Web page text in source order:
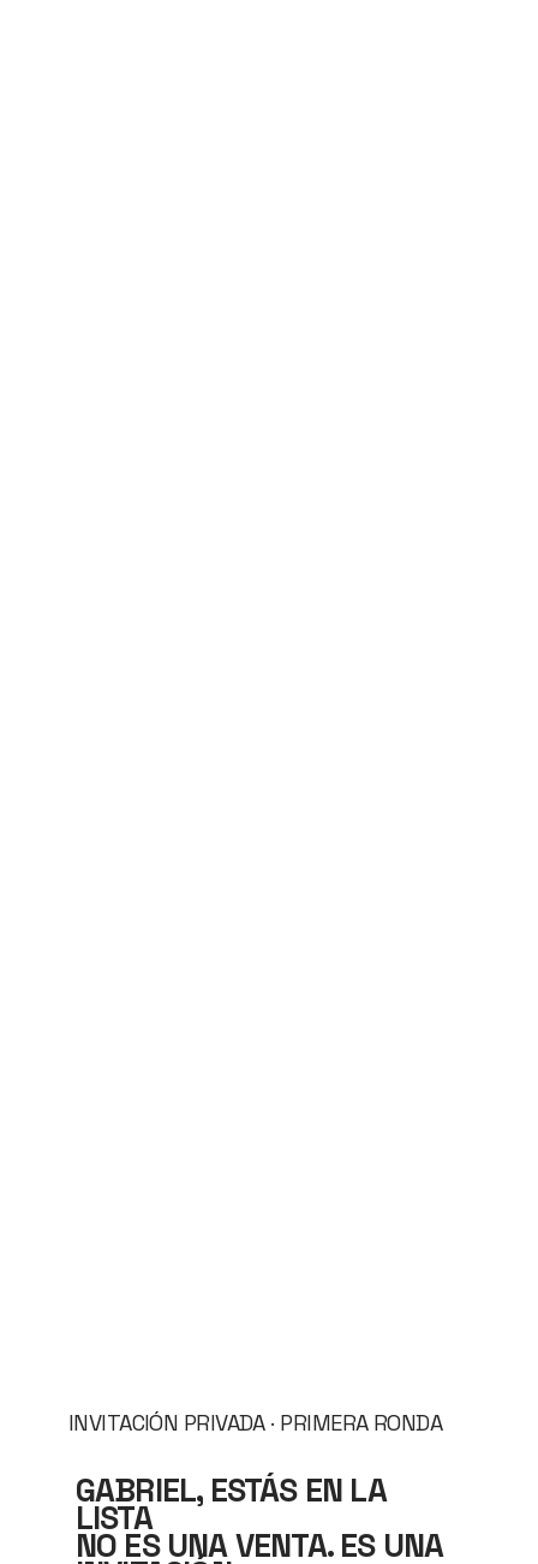
INVITACIÓN PRIVADA · PRIMERA RONDA
GABRIEL, ESTÁS EN LA
LISTA
NO ES UNA VENTA. ES UNA